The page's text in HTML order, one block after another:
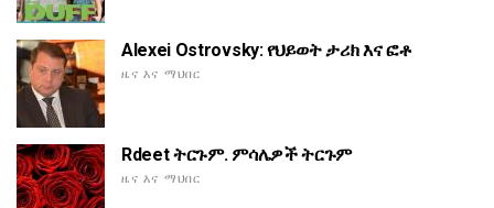
Alexei Ostrovsky: የህይወት ታሪክ እና ፎቶ
ዜና እና ማህበር
Rdeet ትርጉም. ምሳሌዎች ትርጉም
ዜና እና ማህበር